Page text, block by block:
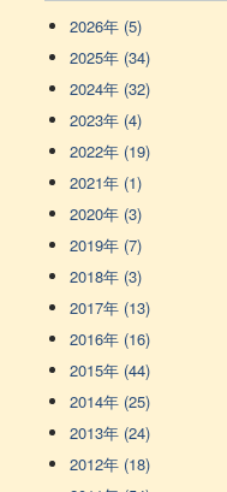
2026年 (5)
2025年 (34)
2024年 (32)
2023年 (4)
2022年 (19)
2021年 (1)
2020年 (3)
2019年 (7)
2018年 (3)
2017年 (13)
2016年 (16)
2015年 (44)
2014年 (25)
2013年 (24)
2012年 (18)